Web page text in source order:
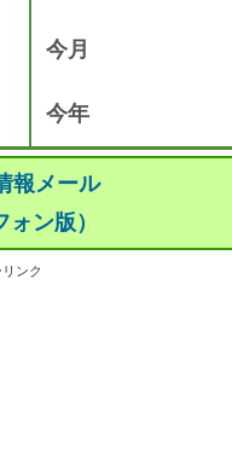
今月
今年
報メール
ォン版）
ンク